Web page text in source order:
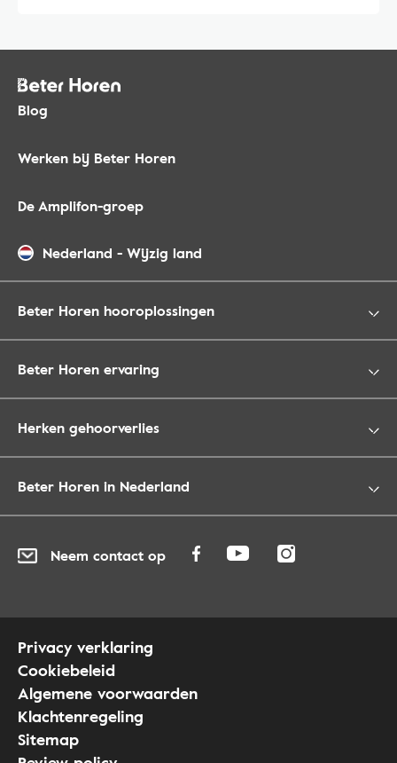
Blog
Werken bij Beter Horen
De Amplifon-groep
Nederland - Wijzig land
Beter Horen hooroplossingen
Beter Horen ervaring
Herken gehoorverlies
Beter Horen in Nederland
Neem contact op
Privacy verklaring
Cookiebeleid
Algemene voorwaarden
Klachtenregeling
Sitemap